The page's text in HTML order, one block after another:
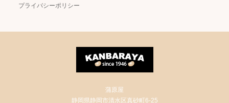
プライバシーポリシー
蒲原屋
静岡県静岡市清水区真砂町6-25